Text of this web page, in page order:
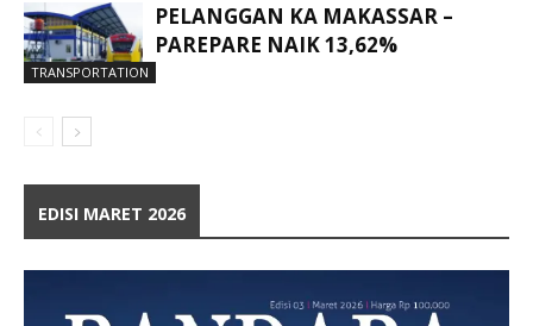
TRANSPORTATION
PELANGGAN KA MAKASSAR –
PAREPARE NAIK 13,62%
EDISI MARET 2026